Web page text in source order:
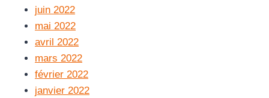
juin 2022
mai 2022
avril 2022
mars 2022
février 2022
janvier 2022